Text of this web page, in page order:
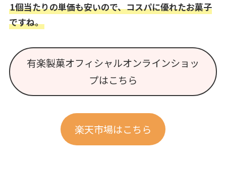
1個当たりの単価も安いので、コスパに優れたお菓子
ですね。
有楽製菓オフィシャルオンラインショッ
プはこちら
楽天市場はこちら